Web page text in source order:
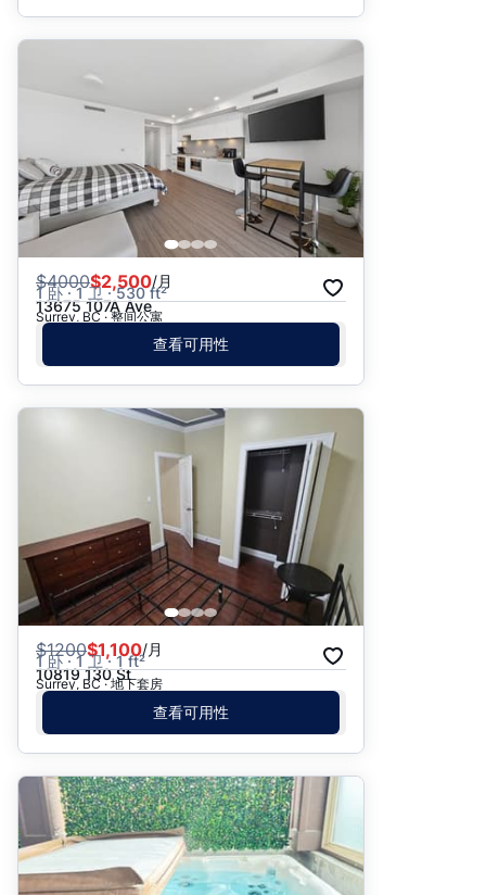
$4000$2,500/月
1 卧 · 1 卫 · 530 ft²
13675 107A Ave
Surrey, BC · 整间公寓
查看可用性
$1200$1,100/月
1 卧 · 1 卫 · 1 ft²
10819 130 St
Surrey, BC · 地下套房
查看可用性